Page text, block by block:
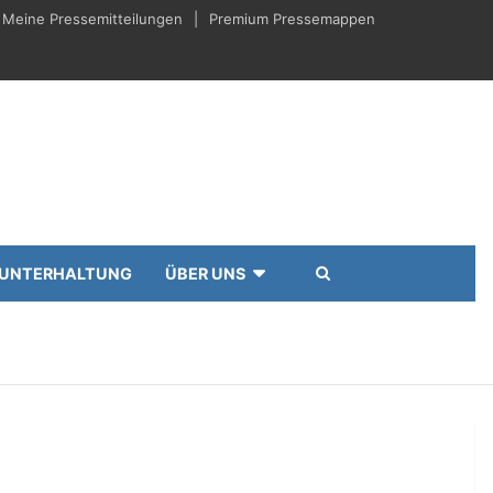
Meine Pressemitteilungen Premium Pressemappen
UNTERHALTUNG ÜBER UNS